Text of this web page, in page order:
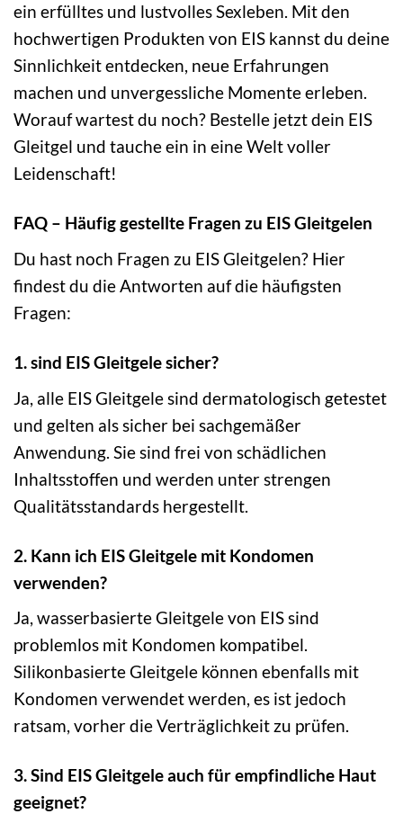
ein erfülltes und lustvolles Sexleben. Mit den
hochwertigen Produkten von EIS kannst du deine
Sinnlichkeit entdecken, neue Erfahrungen
machen und unvergessliche Momente erleben.
Worauf wartest du noch? Bestelle jetzt dein EIS
Gleitgel und tauche ein in eine Welt voller
Leidenschaft!
FAQ – Häufig gestellte Fragen zu EIS Gleitgelen
Du hast noch Fragen zu EIS Gleitgelen? Hier
findest du die Antworten auf die häufigsten
Fragen:
1. sind EIS Gleitgele sicher?
Ja, alle EIS Gleitgele sind dermatologisch getestet
und gelten als sicher bei sachgemäßer
Anwendung. Sie sind frei von schädlichen
Inhaltsstoffen und werden unter strengen
Qualitätsstandards hergestellt.
2. Kann ich EIS Gleitgele mit Kondomen
verwenden?
Ja, wasserbasierte Gleitgele von EIS sind
problemlos mit Kondomen kompatibel.
Silikonbasierte Gleitgele können ebenfalls mit
Kondomen verwendet werden, es ist jedoch
ratsam, vorher die Verträglichkeit zu prüfen.
3. Sind EIS Gleitgele auch für empfindliche Haut
geeignet?